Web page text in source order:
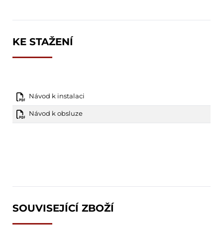
KE STAŽENÍ
Návod k instalaci
Návod k obsluze
SOUVISEJÍCÍ ZBOŽÍ